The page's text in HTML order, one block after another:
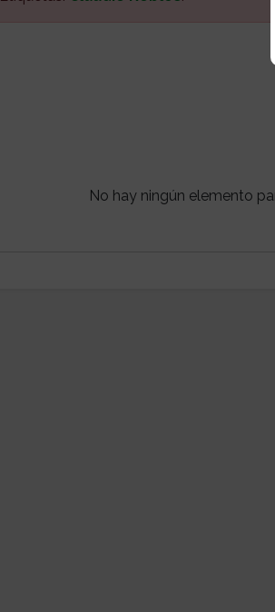
No hay ningún elemento